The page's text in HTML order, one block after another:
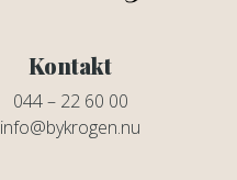
Kontakt
044 – 22 60 00
info@bykrogen.nu